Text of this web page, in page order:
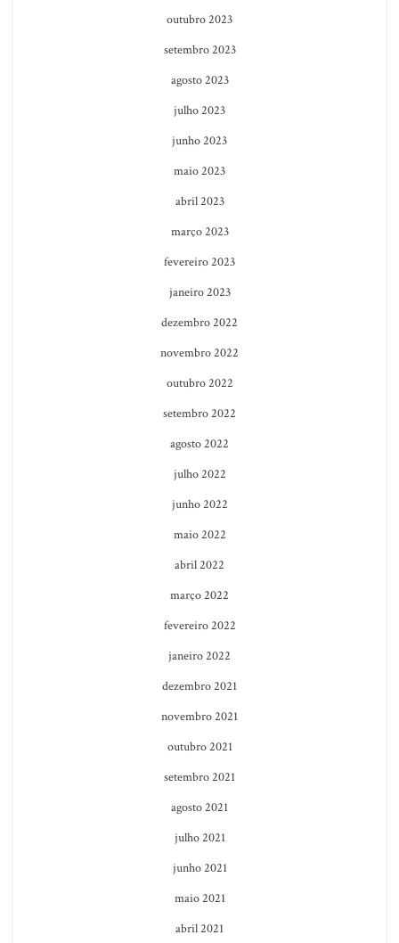
outubro 2023
setembro 2023
agosto 2023
julho 2023
junho 2023
maio 2023
abril 2023
março 2023
fevereiro 2023
janeiro 2023
dezembro 2022
novembro 2022
outubro 2022
setembro 2022
agosto 2022
julho 2022
junho 2022
maio 2022
abril 2022
março 2022
fevereiro 2022
janeiro 2022
dezembro 2021
novembro 2021
outubro 2021
setembro 2021
agosto 2021
julho 2021
junho 2021
maio 2021
abril 2021